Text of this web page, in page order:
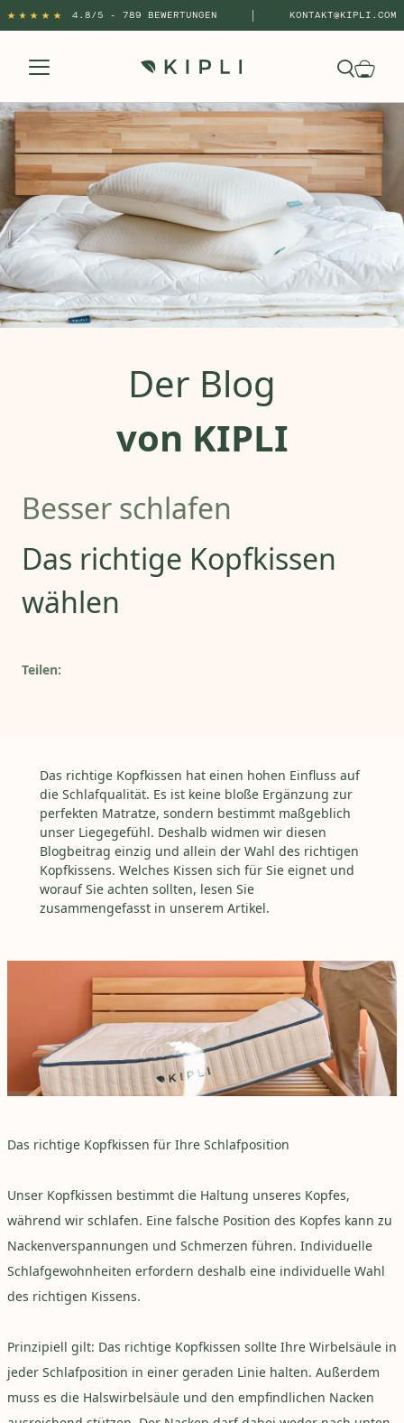
4.8/5 - 789 BEWERTUNGEN KONTAKT@KIPLI.COM
Der Blog
von KIPLI
Besser schlafen
Das richtige Kopfkissen
wählen
Teilen:
Das richtige Kopfkissen hat einen hohen Einfluss auf
die Schlafqualität. Es ist keine bloße Ergänzung zur
perfekten Matratze, sondern bestimmt maßgeblich
unser Liegegefühl. Deshalb widmen wir diesen
Blogbeitrag einzig und allein der Wahl des richtigen
Kopfkissens. Welches Kissen sich für Sie eignet und
worauf Sie achten sollten, lesen Sie
zusammengefasst in unserem Artikel.
Das richtige Kopfkissen für Ihre Schlafposition
Unser Kopfkissen bestimmt die Haltung unseres Kopfes,
während wir schlafen. Eine falsche Position des Kopfes kann zu
Nackenverspannungen und Schmerzen führen. Individuelle
Schlafgewohnheiten erfordern deshalb eine individuelle Wahl
des richtigen Kissens.
Prinzipiell gilt: Das richtige Kopfkissen sollte Ihre Wirbelsäule in
jeder Schlafposition in einer geraden Linie halten. Außerdem
muss es die Halswirbelsäule und den empfindlichen Nacken